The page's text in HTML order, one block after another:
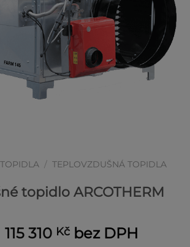
/ TEPLOVZDUŠNÁ TOPIDLA
topidlo ARCOTHERM
Původní
115 310 KčAktuální
bez DPH